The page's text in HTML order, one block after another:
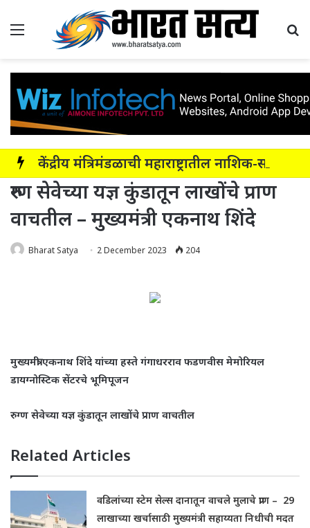
Menu
रुग्ण सेवेच्या यज्ञ कुंडातून लाखोंचे प्राण
वाचतील – मुख्यमंत्री एकनाथ शिंदे
Bharat Satya 2 December 2023 204
मुख्यमंत्री एकनाथ शिंदे यांच्या हस्ते गंगाधरराव फडणवीस मेमोरियल
डायग्नोस्टिक सेंटरचे भूमिपूजन
रुग्ण सेवेच्या यज्ञ कुंडातून लाखोंचे प्राण वाचतील
Related Articles
वडिलांच्या स्टेम सेल्स दानातून वाचले मुलाचे प्राण – 29
लाखाच्या खर्चासाठी मुख्यमंत्री सहाय्यता निधीची मदत